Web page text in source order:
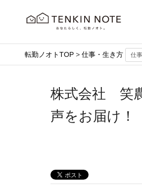
転勤ノオトTOP > 仕事・生き方 仕事
株式会社 笑
声をお届け！